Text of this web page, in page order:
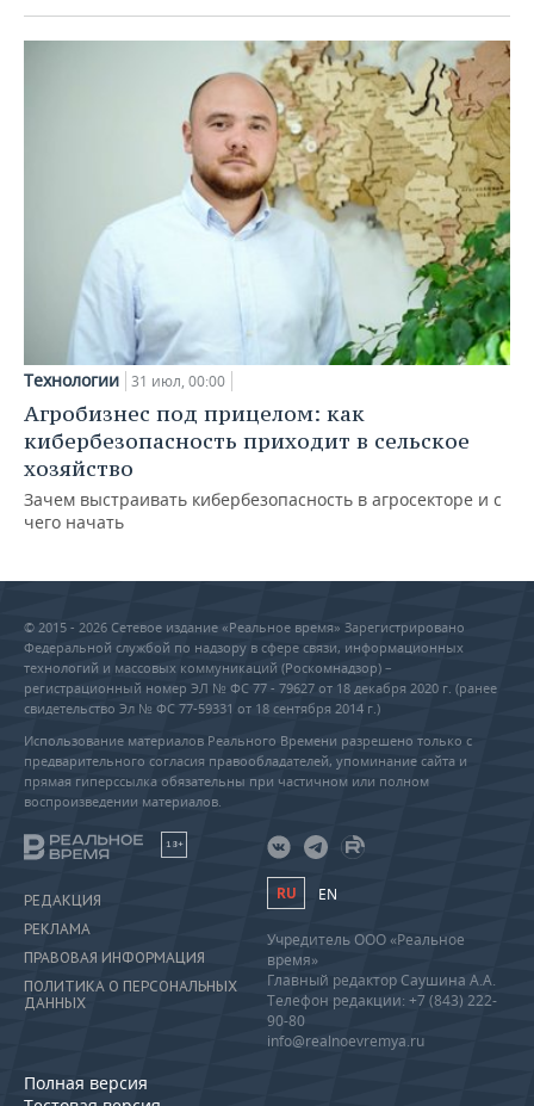
Технологии 31 июл, 00:00
Агробизнес под прицелом: как
кибербезопасность приходит в сельское
хозяйство
Зачем выстраивать кибербезопасность в агросекторе и с
чего начать
© 2015 - 2026 Сетевое издание «Реальное время» Зарегистрировано
Федеральной службой по надзору в сфере связи, информационных
технологий и массовых коммуникаций (Роскомнадзор) –
регистрационный номер ЭЛ № ФС 77 - 79627 от 18 декабря 2020 г. (ранее
свидетельство Эл № ФС 77-59331 от 18 сентября 2014 г.)
Использование материалов Реального Времени разрешено только с
предварительного согласия правообладателей, упоминание сайта и
прямая гиперссылка обязательны при частичном или полном
воспроизведении материалов.
18+
РЕДАКЦИЯ
РЕКЛАМА
ПРАВОВАЯ ИНФОРМАЦИЯ
ПОЛИТИКА О ПЕРСОНАЛЬНЫХ
ДАННЫХ
Полная версия
RU EN
Учредитель ООО «Реальное
время»
Главный редактор Саушина А.А.
Телефон редакции: +7 (843) 222-
90-80
info@realnoevremya.ru